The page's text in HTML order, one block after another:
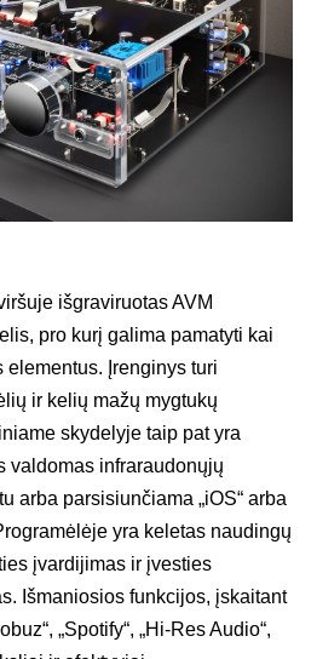
išgraviruotas AVM
pro kurį galima pamatyti kai
Įrenginys turi
ir kelių mažų mygtukų
skydelyje taip pat yra
valdomas infraraudonųjų
arba parsisiunčiama „iOS“ arba
yra keletas naudingų
įvardijimas ir įvesties
Išmaniosios funkcijos, įskaitant
„Spotify“, „Hi-Res Audio“,